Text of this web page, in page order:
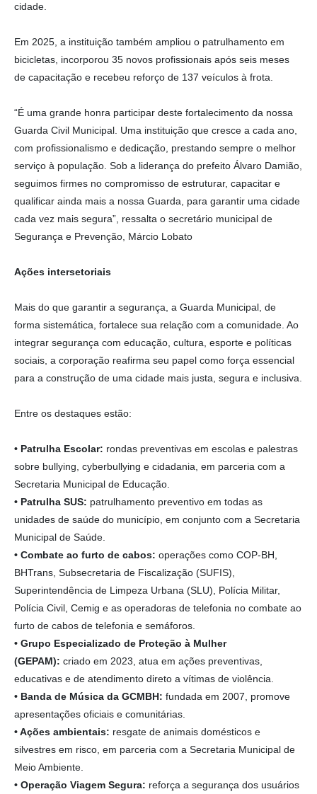
cidade.
Em 2025, a instituição também ampliou o patrulhamento em
bicicletas, incorporou 35 novos profissionais após seis meses
de capacitação e recebeu reforço de 137 veículos à frota.
“É uma grande honra participar deste fortalecimento da nossa
Guarda Civil Municipal. Uma instituição que cresce a cada ano,
com profissionalismo e dedicação, prestando sempre o melhor
serviço à população. Sob a liderança do prefeito Álvaro Damião,
seguimos firmes no compromisso de estruturar, capacitar e
qualificar ainda mais a nossa Guarda, para garantir uma cidade
cada vez mais segura”, ressalta o secretário municipal de
Segurança e Prevenção, Márcio Lobato
Ações intersetoriais
Mais do que garantir a segurança, a Guarda Municipal, de
forma sistemática, fortalece sua relação com a comunidade. Ao
integrar segurança com educação, cultura, esporte e políticas
sociais, a corporação reafirma seu papel como força essencial
para a construção de uma cidade mais justa, segura e inclusiva.
Entre os destaques estão:
• Patrulha Escolar: rondas preventivas em escolas e palestras
sobre bullying, cyberbullying e cidadania, em parceria com a
Secretaria Municipal de Educação.
• Patrulha SUS: patrulhamento preventivo em todas as
unidades de saúde do município, em conjunto com a Secretaria
Municipal de Saúde.
• Combate ao furto de cabos: operações como COP-BH,
BHTrans, Subsecretaria de Fiscalização (SUFIS),
Superintendência de Limpeza Urbana (SLU), Polícia Militar,
Polícia Civil, Cemig e as operadoras de telefonia no combate ao
furto de cabos de telefonia e semáforos.
• Grupo Especializado de Proteção à Mulher
(GEPAM):criado em 2023, atua em ações preventivas,
educativas e de atendimento direto a vítimas de violência.
• Banda de Música da GCMBH: fundada em 2007, promove
apresentações oficiais e comunitárias.
• Ações ambientais: resgate de animais domésticos e
silvestres em risco, em parceria com a Secretaria Municipal de
Meio Ambiente.
• Operação Viagem Segura: reforça a segurança dos usuários